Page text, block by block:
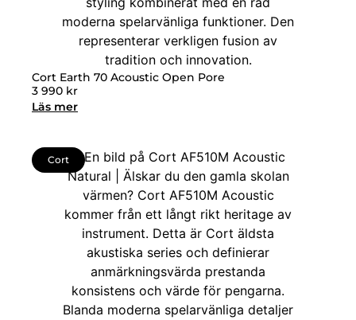
Cort Earth 70 Acoustic Open Pore
3 990 kr
Läs mer
Cort